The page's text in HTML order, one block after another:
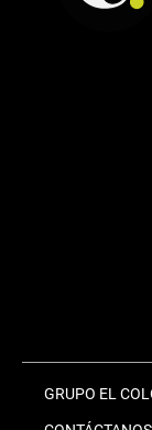
GRUPO EL